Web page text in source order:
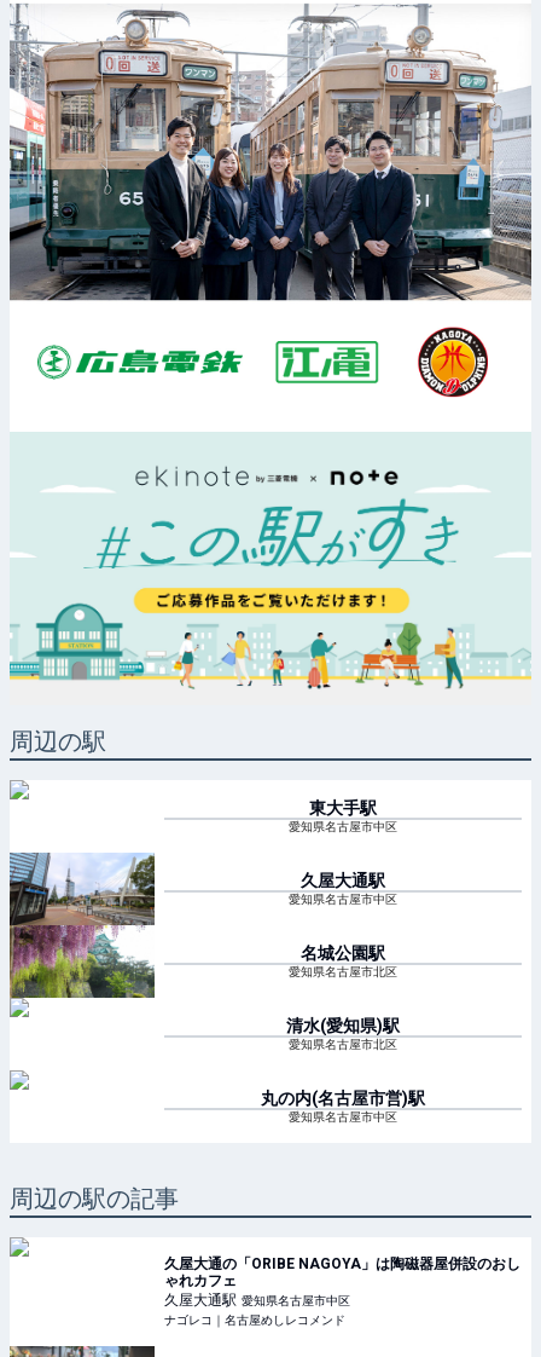
周辺の駅
東大手駅
愛知県名古屋市中区
久屋大通駅
愛知県名古屋市中区
名城公園駅
愛知県名古屋市北区
清水(愛知県)駅
愛知県名古屋市北区
丸の内(名古屋市営)駅
愛知県名古屋市中区
周辺の駅の記事
久屋大通の「ORIBE NAGOYA」は陶磁器屋併設のおし
ゃれカフェ
久屋大通駅 愛知県名古屋市中区
ナゴレコ｜名古屋めしレコメンド